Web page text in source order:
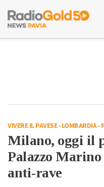
VIVERE IL PAVESE-LOMBARDIA-
Milano, oggi il
Palazzo
anti-rave